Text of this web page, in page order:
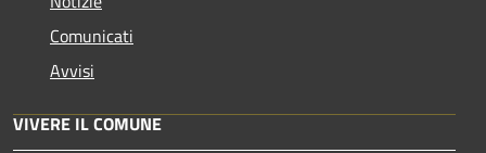
Comunicati
Avvisi
VIVERE IL COMUNE